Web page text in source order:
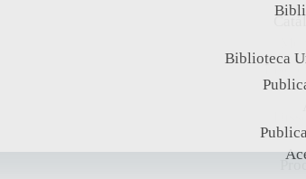
Área
Biblioteca